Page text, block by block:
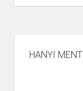
HANYI